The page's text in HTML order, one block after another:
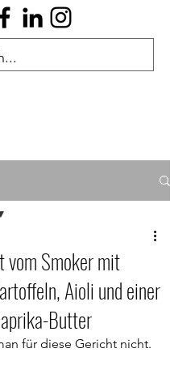
vom Smoker mit
Aioli und einer
Butter
für diese Gericht nicht.